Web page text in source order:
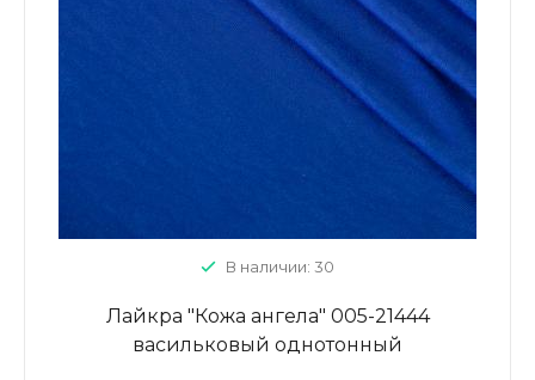
В наличии: 30
Лайкра "Кожа ангела" 005-21444
васильковый однотонный